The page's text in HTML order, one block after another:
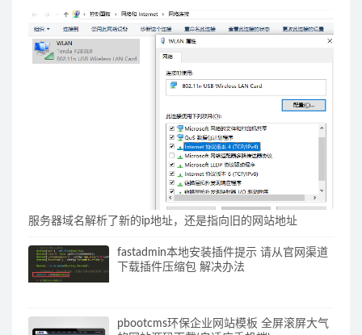
服务器域名解析了新的ip地址，还是指向旧的网站地址
fastadmin本地安装插件提示 请从官网渠道
下载插件压缩包 解决办法
pbootcms环保企业网站模板 全屏滚屏大气